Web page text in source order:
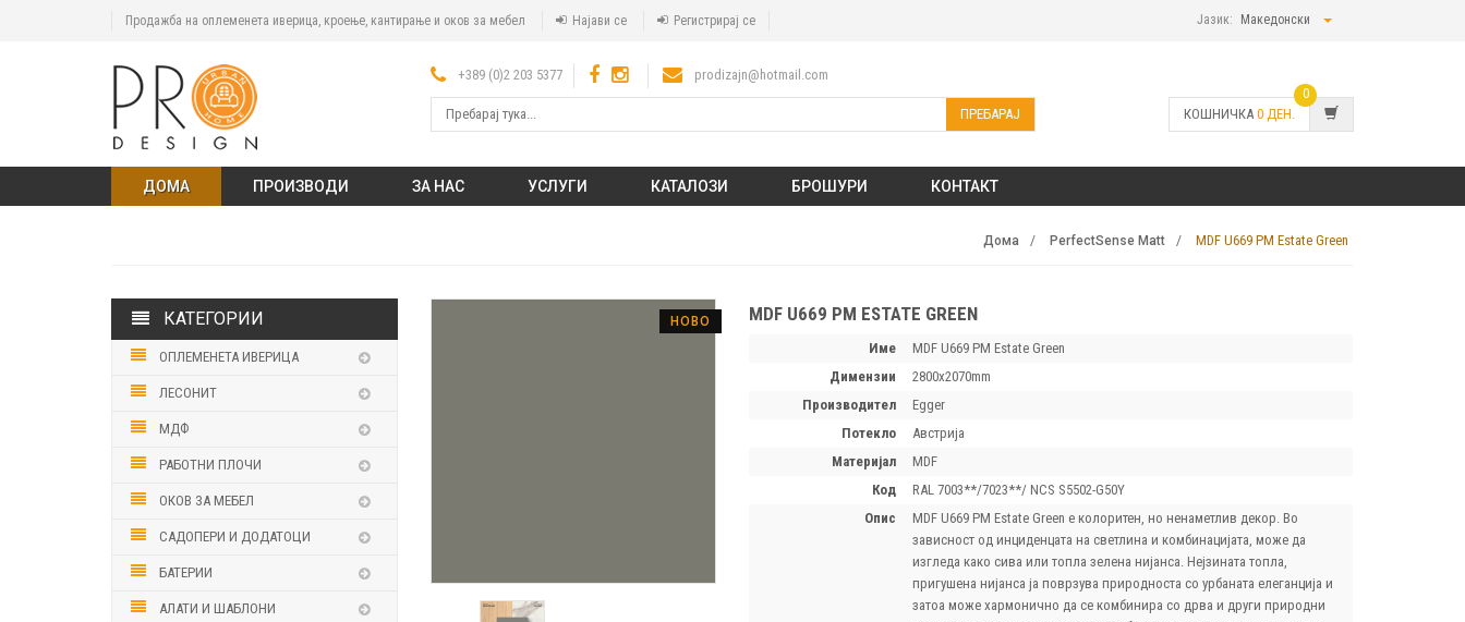
Продажба на оплеменета иверица, кроење, кантирање и оков за мебел Најави се Регистрирај се Јазик: Македонски
+389 (0)2 203 5377 prodizajn@hotmail.com
ПРЕБАРАЈ КОШНИЧКА 0 ДЕН.
0
ДОМА ПРОИЗВОДИ ЗА НАС УСЛУГИ КАТАЛОЗИ БРОШУРИ КОНТАКТ
Дома PerfectSense Matt MDF U669 PM Estate Green
КАТЕГОРИИ
ОПЛЕМЕНЕТА ИВЕРИЦА
ЛЕСОНИТ
МДФ
РАБОТНИ ПЛОЧИ
ОКОВ ЗА МЕБЕЛ
САДОПЕРИ И ДОДАТОЦИ
БАТЕРИИ
АЛАТИ И ШАБЛОНИ
НОВО MDF U669 PM ESTATE GREEN
Име
MDF U669 PM Estate Green
димензии
2800х2070mm
производител
Egger
потекло
Австрија
материјал
MDF
код
RAL 7003**/7023**/ NCS S5502-G50Y
опис
MDF U669 PM Estate Green е колоритен, но ненаметлив декор. Во
зависност од инциденцата на светлина и комбинацијата, може да
изгледа како сива или топла зелена нијанса. Нејзината топла,
пригушена нијанса ја поврзува природноста со урбаната елеганција и
затоа може хармонично да се комбинира со дрва и други природни